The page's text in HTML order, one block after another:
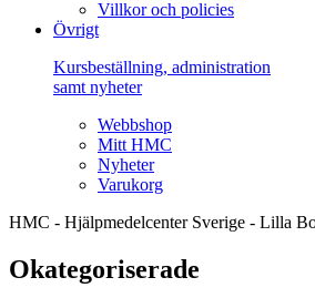
Villkor och policies
Övrigt
Kursbeställning, administration
samt nyheter
Webbshop
Mitt HMC
Nyheter
Varukorg
HMC - Hjälpmedelcenter Sverige - Lilla
Okategoriserade